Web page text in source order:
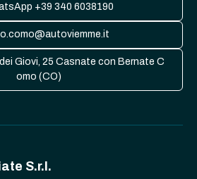
+39 340 6038190
Giovi, 25 Casnate con Bernate C
omo (CO)
S.r.l.